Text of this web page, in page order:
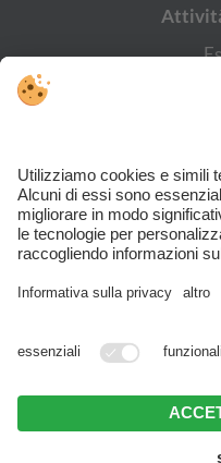
Nonostante il lavoro accurato e
possono verificare errori. Non
direttamente
Part. IVA